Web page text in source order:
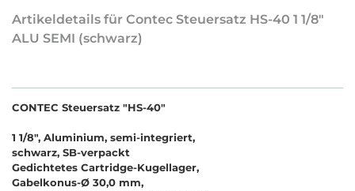
Artikeldetails für Contec Steuersatz HS-40 1 1/8"
ALU SEMI (schwarz)
CONTEC Steuersatz "HS-40"
1 1/8", Aluminium, semi-integriert,
schwarz, SB-verpackt
Gedichtetes Cartridge-Kugellager,
Gabelkonus-Ø 30,0 mm,